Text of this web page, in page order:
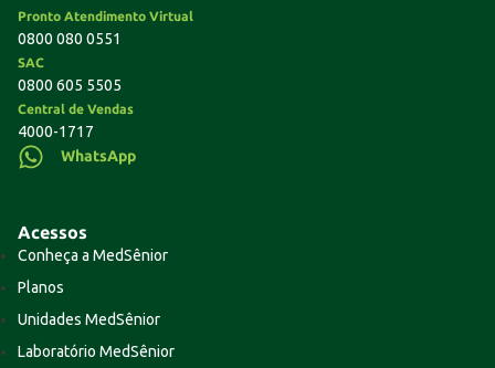
Pronto Atendimento Virtual
0800 080 0551
SAC
0800 605 5505
Central de Vendas
4000-1717
WhatsApp
Acessos
Conheça a MedSênior
Planos
Unidades MedSênior
Laboratório MedSênior